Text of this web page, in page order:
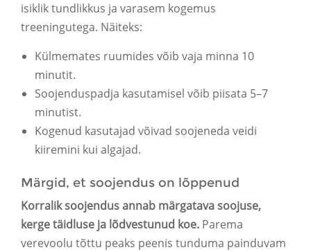
isiklik tundlikkus ja varasem kogemus
treeningutega. Näiteks:
Külmemates ruumides võib vaja minna 10
minutit.
Soojenduspadja kasutamisel võib piisata 5–7
minutist.
Kogenud kasutajad võivad soojeneda veidi
kiiremini kui algajad.
Märgid, et soojendus on lõppenud
Korralik soojendus annab märgatava soojuse,
kerge täidluse ja lõdvestunud koe. Parema
verevoolu tõttu peaks peenis tunduma painduvam